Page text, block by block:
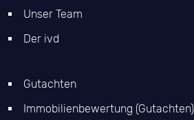
Unser Team
Der ivd
Gutachten
Immobilienbewertung (Gutachten)